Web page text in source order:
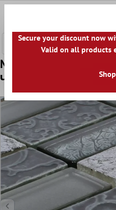
Mодел от Mозаечни
Чаша Естествен
Secure your discount now
Valid on all products